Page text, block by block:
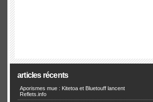
articles récents
Aporismes mue : Kitetoa et Bluetouff lancent
Reflets.info